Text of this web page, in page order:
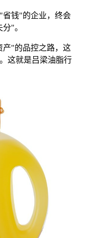
省钱"的企业，终会
"。
产"的品控之路，这
这就是吕梁油脂行